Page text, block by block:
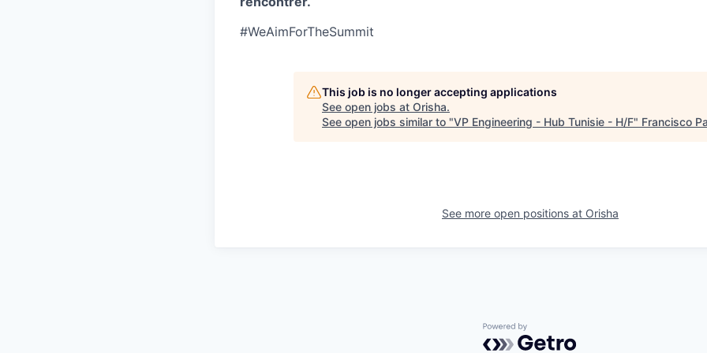
#WeAimForTheSummit
This job is no longer accepting applications
See open jobs at Orisha.
See open jobs similar to "VP Engineering - Hub Tunisie - H/F" Francisco
See more open positions at Orisha
Powered by Getro.com